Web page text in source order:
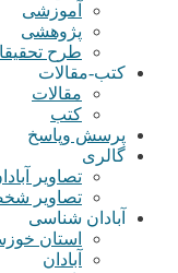
آموزشی
پژوهشی
طرح
کتب-مقالات
مقالات
کتب
پرسش وپاسخ
گالری
تصاویر
تصاویر
آبادان شناسی
استان
آبادان